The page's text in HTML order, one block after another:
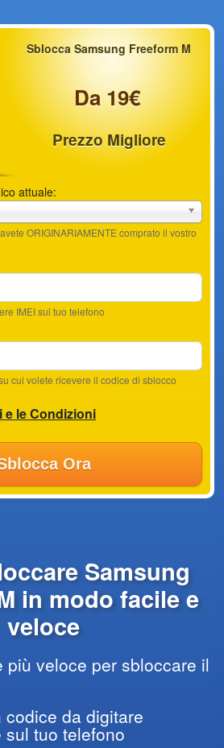
Sblocca Samsung Freeform M
Da 19€
Prezzo Migliore
attuale:
ORIGINARIAMENTE comprato il vostro
IMEI sul tuo telefono
cui volete ricevere il codice di sblocco
e le Condizioni
Ora
Samsung
in modo facile e
veloce
più veloce per sbloccare il
codice da digitare
tuo telefono